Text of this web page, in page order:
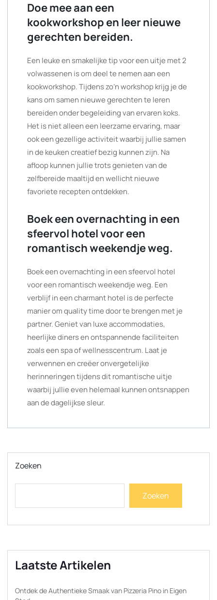
Doe mee aan een
kookworkshop en leer nieuwe
gerechten bereiden.
Een leuke en smakelijke tip voor een uitje met 2
volwassenen is om deel te nemen aan een
kookworkshop. Tijdens zo’n workshop krijg je de
kans om samen nieuwe gerechten te leren
bereiden onder begeleiding van ervaren koks.
Het is niet alleen een leerzame ervaring, maar
ook een gezellige activiteit waarbij jullie samen
in de keuken creatief bezig kunnen zijn. Na
afloop kunnen jullie trots genieten van de
zelfbereide maaltijd en wellicht nieuwe
favoriete recepten ontdekken.
Boek een overnachting in een
sfeervol hotel voor een
romantisch weekendje weg.
Boek een overnachting in een sfeervol hotel
voor een romantisch weekendje weg. Een
verblijf in een charmant hotel is de perfecte
manier om quality time door te brengen met je
partner. Geniet van luxe accommodaties,
heerlijke diners en ontspannende faciliteiten
zoals een spa of wellnesscentrum. Laat je
verwennen en creëer onvergetelijke
herinneringen tijdens dit romantische uitje
waarbij jullie even helemaal kunnen ontsnappen
aan de dagelijkse sleur.
Zoeken
Zoeken
Laatste Artikelen
Ontdek de Authentieke Smaak van Pizzeria Pino in Eigen